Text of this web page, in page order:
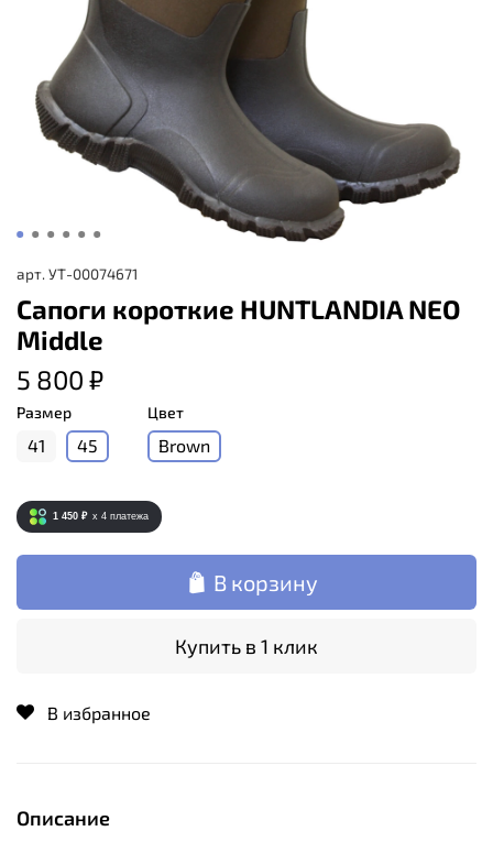
арт. УТ-00074671
Сапоги короткие HUNTLANDIA NEO
Middle
5 800 ₽
Размер
41 45
Цвет
Brown
1 450 ₽ x 4 платежа
В корзину
Купить в 1 клик
В избранное
Описание